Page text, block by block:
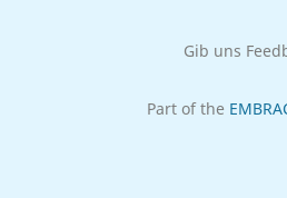
Gib uns
Part of the